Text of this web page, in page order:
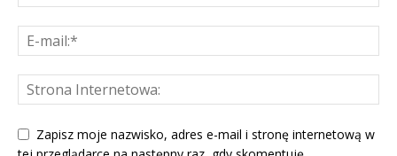
Zapisz moje nazwisko, adres e-mail i stronę internetową w